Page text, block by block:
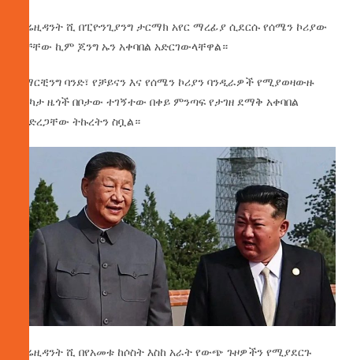
ፕሬዚዳንት ሺ በፒዮንጊያንግ ታርማክ አየር ማረፊያ ሲደርሱ የሰሜን ኮሪያው
አቻቸው ኪም ጆንግ ኡን አቀባበል አድርገውላቸዋል።
የማርቺንግ ባንድ፣ የቻይናን እና የሰሜን ኮሪያን ባንዲራዎች የሚያወዛውዙ
በርካታ ዜጎች በቦታው ተገኝተው በቀይ ምንጣፍ የታገዘ ደማቅ አቀባበል
ማድረጋቸው ትኩረትን ስቧል።
ፕሬዚዳንት ሺ በየአመቱ ከሶስት እስከ አራት የውጭ ጉዞዎችን የሚያደርጉ